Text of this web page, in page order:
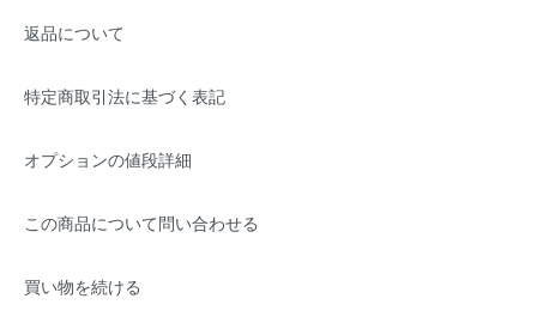
返品について
特定商取引法に基づく表記
オプションの値段詳細
この商品について問い合わせる
買い物を続ける